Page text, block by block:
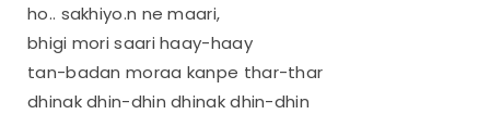
ho.. sakhiyo.n ne maari,
bhigi mori saari haay-haay
tan-badan moraa kanpe thar-thar
dhinak dhin-dhin dhinak dhin-dhin